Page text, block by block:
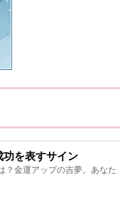
功を表すサイン
？金運アップの吉夢。あなた